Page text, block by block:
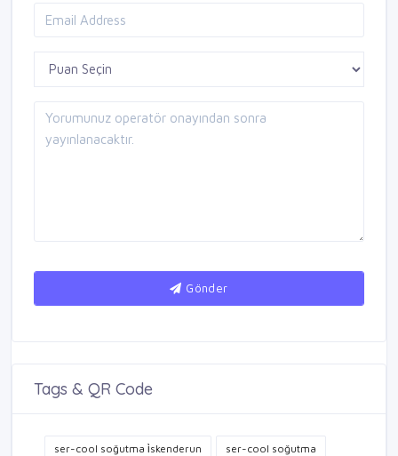
Gönder
Tags & QR Code
ser-cool soğutma i̇skenderun ser-cool soğutma